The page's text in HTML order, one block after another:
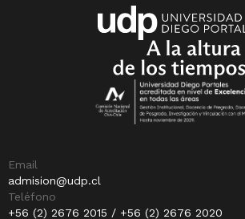
Email
admision@udp.cl
Teléfono
+56 (2) 2676 2015 / +56 (2) 2676 2020